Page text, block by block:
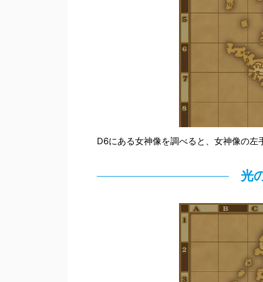
D6にある女神像を調べると、女神像の
光